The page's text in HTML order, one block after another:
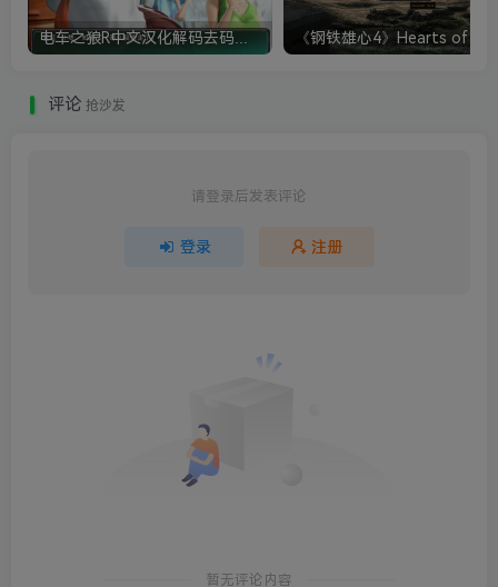
评论 抢沙发
请登录后发表评论
登录 注册
暂无评论内容